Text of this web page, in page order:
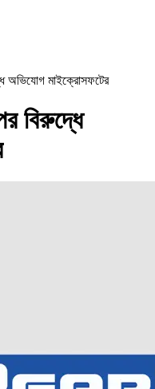
অভিযোগ মাইক্রোসফটের
বিরুদ্ধে